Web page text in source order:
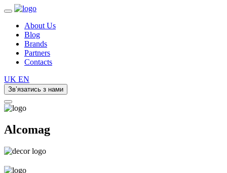
About Us
Blog
Brands
Partners
Contacts
UK EN
Зв’язатись з нами
Alcomag